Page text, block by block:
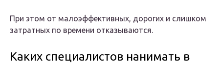
При этом от малоэффективных, дорогих и слишком
затратных по времени отказываются.
Каких специалистов нанимать в